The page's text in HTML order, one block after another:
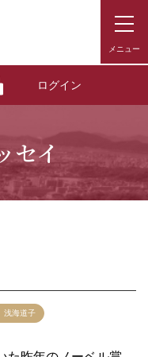
ログイン
セイ
浅海道子